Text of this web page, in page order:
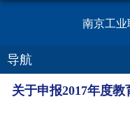
南京工业
导航
关于申报2017年度